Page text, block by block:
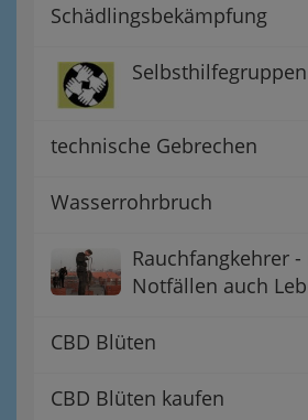
Schädlingsbekämpfung
Selbsthilfegruppen
technische Gebrechen
Wasserrohrbruch
Rauchfangkehrer -
Notfällen auch
CBD Blüten
CBD Blüten kaufen